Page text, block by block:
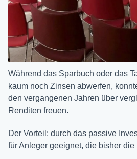
Während das Sparbuch oder das
kaum noch Zinsen abwerfen,
den vergangenen Jahren über
Renditen freuen.
Der Vorteil: durch das passive
für Anleger geeignet, die bisher